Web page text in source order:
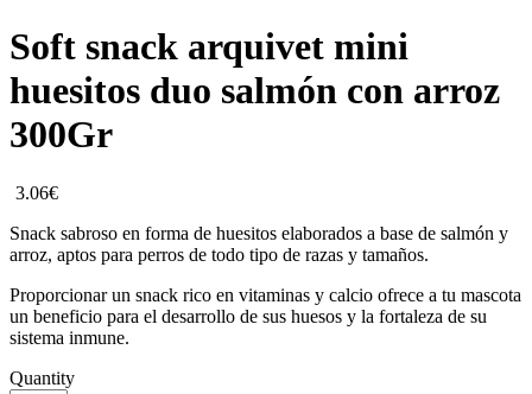
Soft snack arquivet mini
huesitos duo salmón con arroz
300Gr
3.06€
Snack sabroso en forma de huesitos elaborados a base de salmón y
arroz, aptos para perros de todo tipo de razas y tamaños.
Proporcionar un snack rico en vitaminas y calcio ofrece a tu mascota
un beneficio para el desarrollo de sus huesos y la fortaleza de su
sistema inmune.
Quantity